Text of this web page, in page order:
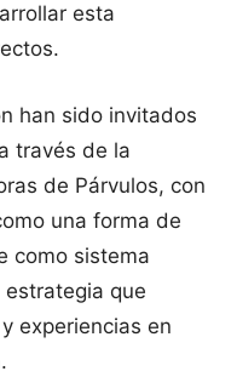
esta
han sido invitados
a través de la
de Párvulos, con
una forma de
como sistema
que
experiencias en